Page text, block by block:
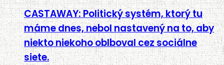
CASTAWAY: Politický systém, ktorý tu
máme dnes, nebol nastavený na to, aby
niekto niekoho oblboval cez sociálne
siete.